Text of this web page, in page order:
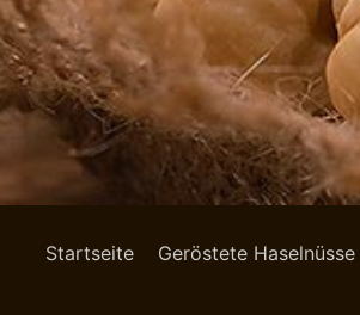
Startseite Geröstete Haselnüsse